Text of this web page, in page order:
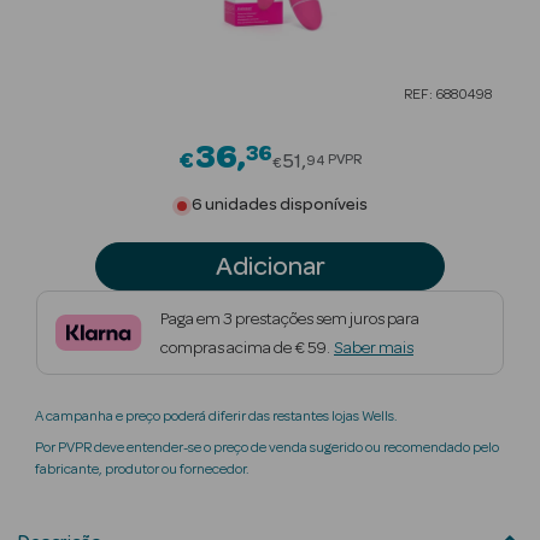
Beauty Season
Beauty Season
Maquilhagem
Beauty Season
Perfumes
REF: 6880498
€36 36Price reduced from
€51 94 PVPR
6 unidades disponíveis
Adicionar
Paga em 3 prestações sem juros para
compras acima de € 59. Saber mais
A campanha e preço poderá diferir das restantes lojas Wells.
Por PVPR deve entender-se o preço de venda sugerido ou recomendado pelo
fabricante, produtor ou fornecedor.